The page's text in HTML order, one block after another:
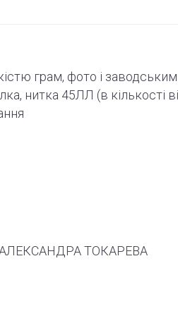
грам, фото і заводським
нитка 45ЛЛ (в кількості
АЛЕКСАНДРА ТОКАРЕВА